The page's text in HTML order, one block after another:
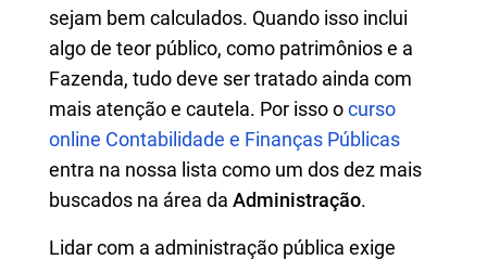
sejam bem calculados. Quando isso inclui
algo de teor público, como patrimônios e a
Fazenda, tudo deve ser tratado ainda com
mais atenção e cautela. Por isso ocurso
online Contabilidade e Finanças Públicas
entra na nossa lista como um dos dez mais
buscados na área da Administração.
Lidar com a administração pública exige